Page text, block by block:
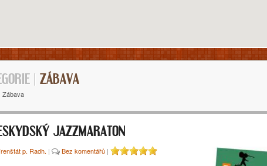
| ZÁBAVA
navigace
Zábava
JAZZMARATON
p. Radh. | Bez komentářů |